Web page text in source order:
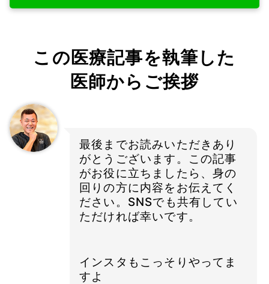
この医療記事を執筆した
医師からご挨拶
最後までお読みいただきあり
がとうございます。この記事
がお役に立ちましたら、身の
回りの方に内容をお伝えてく
ださい。SNSでも共有してい
ただければ幸いです。
インスタもこっそりやってま
すよ